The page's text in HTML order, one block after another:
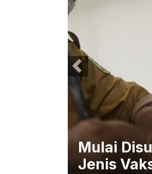
Mulai
Jenis